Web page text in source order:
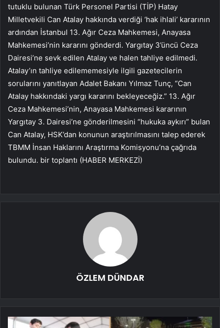
tutuklu bulunan Türk Personel Partisi (TİP) Hatay
Milletvekili Can Atalay hakkında verdiği ‘hak ihlali’ kararının
ardından İstanbul 13. Ağır Ceza Mahkemesi, Anayasa
Mahkemesi’nin kararını gönderdi. Yargıtay 3’üncü Ceza
Dairesi’ne sevk edilen Atalay ve halen tahliye edilmedi.
Atalay’ın tahliye edilememesiyle ilgili gazetecilerin
sorularını yanıtlayan Adalet Bakanı Yılmaz Tunç, “Can
Atalay hakkındaki yargı kararını bekleyeceğiz.” 13. Ağır
Ceza Mahkemesi’nin, Anayasa Mahkemesi kararının
Yargıtay 3. Dairesi’ne gönderilmesini “hukuka aykırı” bulan
Can Atalay, HSK’dan konunun araştırılmasını talep ederek
TBMM İnsan Haklarını Araştırma Komisyonu’na çağrıda
bulundu. bir toplantı (HABER MERKEZİ)
ÖZLEM DÜNDAR